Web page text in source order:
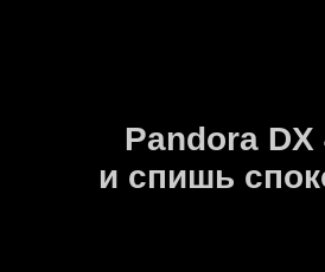
Pandora DX
и спишь